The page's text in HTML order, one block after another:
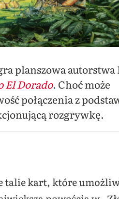
planszowa autorstwa
El Dorado. Choć może
połączenia z
rozgrywkę.
talie kart, które